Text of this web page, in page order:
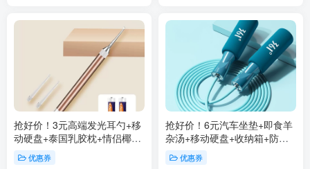
抢好价！3元高端发光耳勺+移
动硬盘+泰国乳胶枕+情侣椰子
鞋+美式篮球短裤
优惠券
抢好价！6元汽车坐垫+即食羊
杂汤+移动硬盘+收纳箱+防噪
耳塞+蒙牛中老年奶粉
优惠券